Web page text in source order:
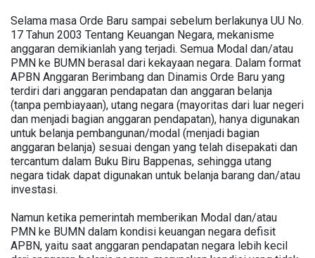
Selama masa Orde Baru sampai sebelum berlakunya UU No.
17 Tahun 2003 Tentang Keuangan Negara, mekanisme
anggaran demikianlah yang terjadi. Semua Modal dan/atau
PMN ke BUMN berasal dari kekayaan negara. Dalam format
APBN Anggaran Berimbang dan Dinamis Orde Baru yang
terdiri dari anggaran pendapatan dan anggaran belanja
(tanpa pembiayaan), utang negara (mayoritas dari luar negeri
dan menjadi bagian anggaran pendapatan), hanya digunakan
untuk belanja pembangunan/modal (menjadi bagian
anggaran belanja) sesuai dengan yang telah disepakati dan
tercantum dalam Buku Biru Bappenas, sehingga utang
negara tidak dapat digunakan untuk belanja barang dan/atau
investasi.
Namun ketika pemerintah memberikan Modal dan/atau
PMN ke BUMN dalam kondisi keuangan negara defisit
APBN, yaitu saat anggaran pendapatan negara lebih kecil